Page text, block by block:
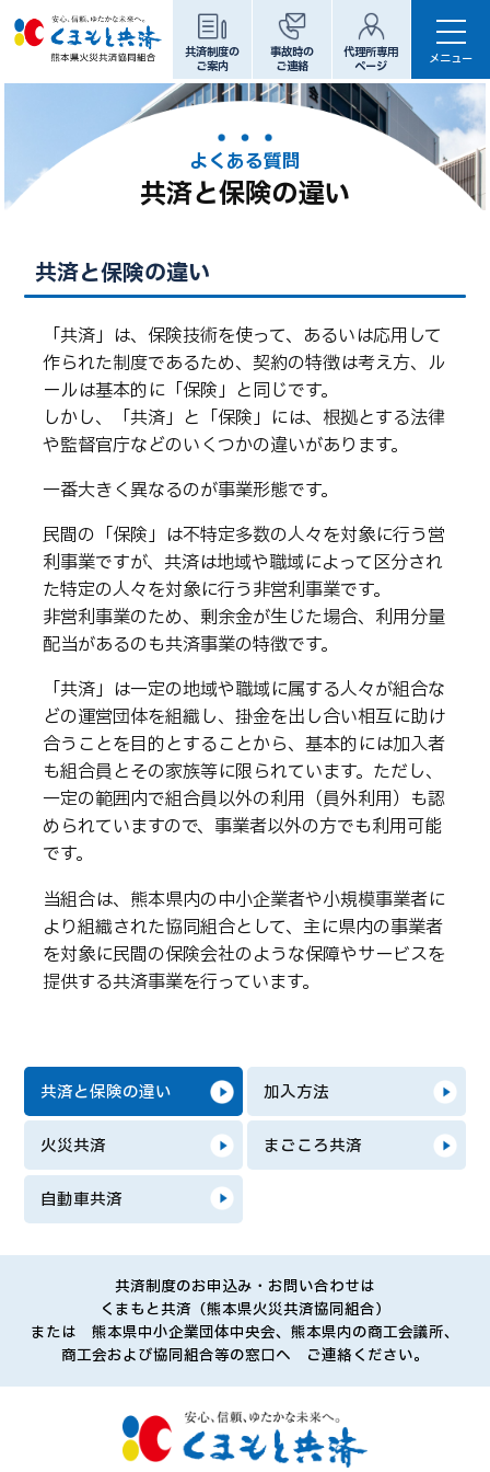
共済制度の
ご案内
事故時の
ご連絡
代理所専用
ページ
よくある質問
共済と保険の違い
共済と保険の違い
「共済」は、保険技術を使って、あるいは応用して
作られた制度であるため、契約の特徴は考え方、ル
ールは基本的に「保険」と同じです。
しかし、「共済」と「保険」には、根拠とする法律
や監督官庁などのいくつかの違いがあります。
一番大きく異なるのが事業形態です。
民間の「保険」は不特定多数の人々を対象に行う営
利事業ですが、共済は地域や職域によって区分され
た特定の人々を対象に行う非営利事業です。
非営利事業のため、剰余金が生じた場合、利用分量
配当があるのも共済事業の特徴です。
「共済」は一定の地域や職域に属する人々が組合な
どの運営団体を組織し、掛金を出し合い相互に助け
合うことを目的とすることから、基本的には加入者
も組合員とその家族等に限られています。ただし、
一定の範囲内で組合員以外の利用（員外利用）も認
められていますので、事業者以外の方でも利用可能
です。
当組合は、熊本県内の中小企業者や小規模事業者に
より組織された協同組合として、主に県内の事業者
を対象に民間の保険会社のような保障やサービスを
提供する共済事業を行っています。
共済と保険の違い 加入方法
火災共済 まごころ共済
自動車共済
共済制度のお申込み・お問い合わせは
くまもと共済（熊本県火災共済協同組合）
または 熊本県中小企業団体中央会、熊本県内の商工会議所、
商工会および協同組合等の窓口へ ご連絡ください。
メニュー
代理所専用ページ
ホーム
くるまの補償
パンフレット
くまもと共済について
ご挨拶
組合概要
勧誘方針
プライバシーポリシー
個人情報の取り扱い
相談・苦情窓口
よくある質問
共済と保険の違い
加入方法
火災共済
まごころ共済
自動車共済
職員採用情報
お知らせ